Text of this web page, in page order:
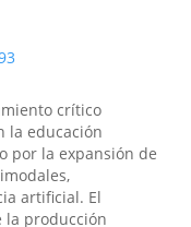
crítico
la educación
por la expansión de
artificial. El
la producción